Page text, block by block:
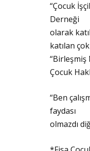
“Çocuk
Derneği
olarak
katılan
Çocuk
“Ben
faydası
olmazdı